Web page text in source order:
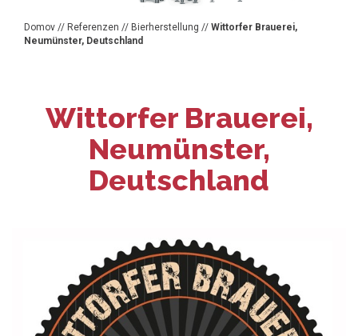
Domov // Referenzen // Bierherstellung // Wittorfer Brauerei,
Neumünster, Deutschland
Wittorfer Brauerei,
Neumünster,
Deutschland